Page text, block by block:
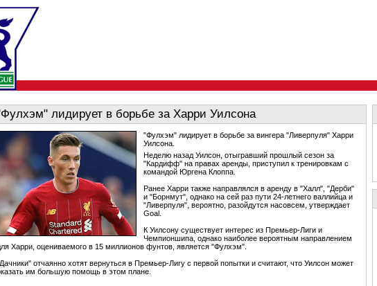
лидирует в борьбе за Харри Уилсона
"Фулхэм" лидирует в борьбе за вингера "Ливерпуля" Харри
Уилсона.
Неделю назад Уилсон, отыгравший прошлый сезон за
"Кардифф" на правах аренды, приступил к тренировкам с
командой Юргена Клоппа.
Ранее Харри также направлялся в аренду в "Халл", "Дерби"
и "Борнмут", однако на сей раз пути 24-летнего валлийца и
"Ливерпуля", вероятно, разойдутся насовсем, утверждает
Goal.
К Уилсону существует интерес из Премьер-Лиги и
Чемпионшипа, однако наиболее вероятным направлением
Харри, оцениваемого в 15 миллионов фунтов, является "Фулхэм".
отчаянно хотят вернуться в Премьер-Лигу с первой попытки и считают, что Уилсон может
им большую помощь в этом плане.